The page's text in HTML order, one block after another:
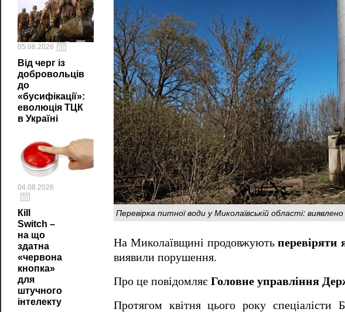
05.08.2026
Від черг із
добровольців
до
«бусифікації»:
еволюція ТЦК
в Україні
04.08.2026
Кill
Switch –
на що
здатна
«червона
кнопка»
для
штучного
інтелекту
Перевірка питної води у Миколаївській області:
На Миколаївщині продовжуютьперевіряти
виявили порушення.
Про це повідомляє Головне управління
Протягом квітня цього року спеціалісти